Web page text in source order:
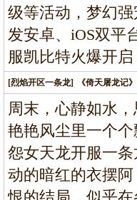
级等活动，梦幻
发安卓、iOS双平
服凯比特火爆开
[烈焰开区一条龙] 《倚天屠龙记
周末，心静如水
艳艳风尘里一个
怨女天龙开服一
动的暗红的衣摆